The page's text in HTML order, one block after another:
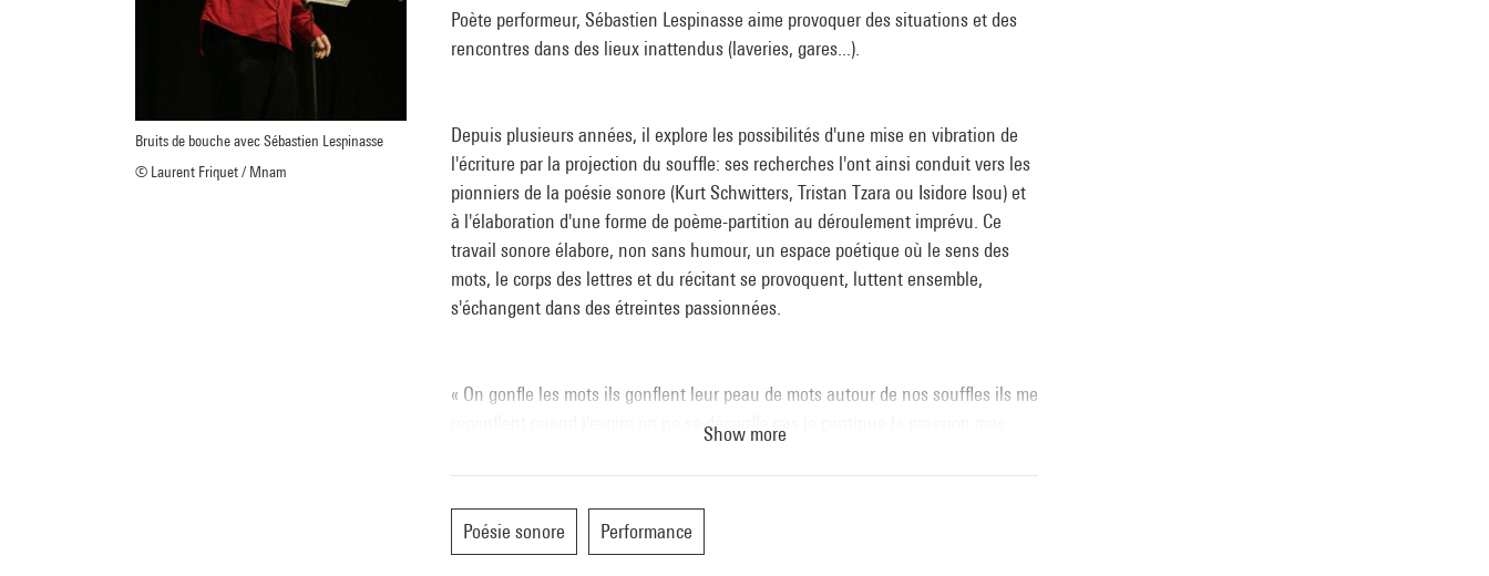
Bruits de bouche avec Sébastien Lespinasse
© Laurent Friquet / Mnam
Poète performeur, Sébastien Lespinasse aime provoquer des situations et des
rencontres dans des lieux inattendus (laveries, gares...).
Depuis plusieurs années, il explore les possibilités d'une mise en vibration de
l'écriture par la projection du souffle: ses recherches l'ont ainsi conduit vers les
pionniers de la poésie sonore (Kurt Schwitters, Tristan Tzara ou Isidore Isou) et
à l'élaboration d'une forme de poème-partition au déroulement imprévu. Ce
travail sonore élabore, non sans humour, un espace poétique où le sens des
mots, le corps des lettres et du récitant se provoquent, luttent ensemble,
s'échangent dans des étreintes passionnées.
« On gonfle les mots ils gonflent leur peau de mots autour de nos souffles ils me
regonflent quand j'expire on ne se dégonfle pas je continue la pression mes
mots me gonflent parfois les mots nous crèvent parfois les mots éclatent. »
Show more
Poésie sonore Performance